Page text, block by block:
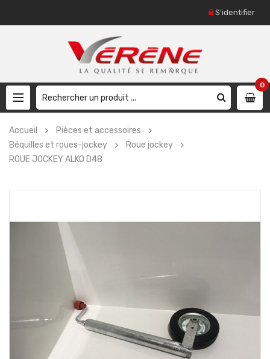
S'identifier
0
Accueil
Pièces et accessoires
Béquilles et roues-jockey
Roue jockey
ROUE JOCKEY ALKO D48